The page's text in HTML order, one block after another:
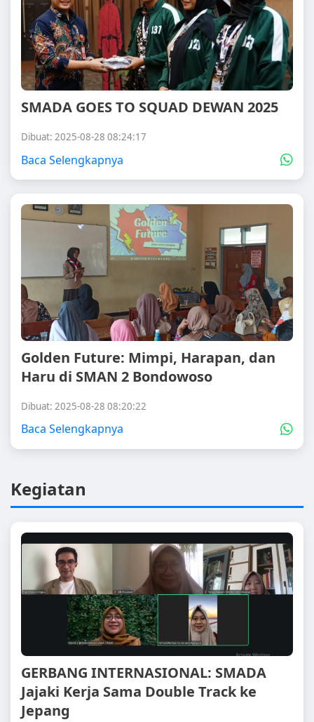
SMADA GOES TO SQUAD DEWAN 2025
Dibuat: 2025-08-28 08:24:17
Baca Selengkapnya
Golden Future: Mimpi, Harapan, dan
Haru di SMAN 2 Bondowoso
Dibuat: 2025-08-28 08:20:22
Baca Selengkapnya
Kegiatan
GERBANG INTERNASIONAL: SMADA
Jajaki Kerja Sama Double Track ke
Jepang